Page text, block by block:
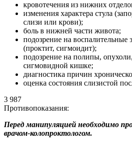
кровотечения из нижних
изменения характера стула
слизи или крови);
боль в нижней части живота;
подозрение на воспалительные
(проктит, сигмоидит);
подозрение на полипы,
сигмовидной кишке;
диагностика причин
оценка состояния слизистой
3 987
Противопоказания:
Перед манипуляцией необходимо
врачом-колопроктологом.